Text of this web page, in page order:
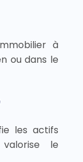
à
ou dans le
les actifs
le